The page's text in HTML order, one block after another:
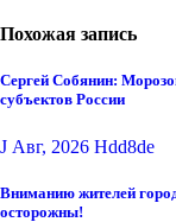
Похожая запись
Сергей Собянин:
субъектов России
J Авг, 2026 Hdd8de
Вниманию жителей
осторожны!